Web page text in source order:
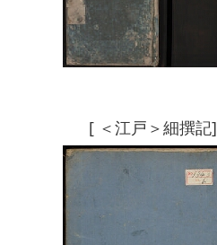
[ ＜江戸＞細撰記]